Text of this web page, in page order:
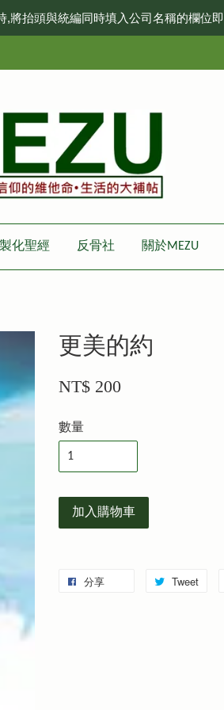
將抬頭與統編同時填入公司名稱的欄位
化聖經 反骨社 關於MEZU
更美的約
NT$ 200
數量
加入購物車
分享 Tweet